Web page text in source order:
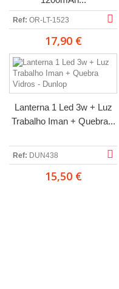
Ref: OR-LT-1523
17,90 €
Lanterna 1 Led 3w + Luz
Trabalho Iman + Quebra...
Ref: DUN438
15,50 €